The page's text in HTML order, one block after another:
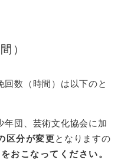
）
数（時間）は以下のと
団、芸術文化協会に加
区分が変更となりますの
おこなってください。